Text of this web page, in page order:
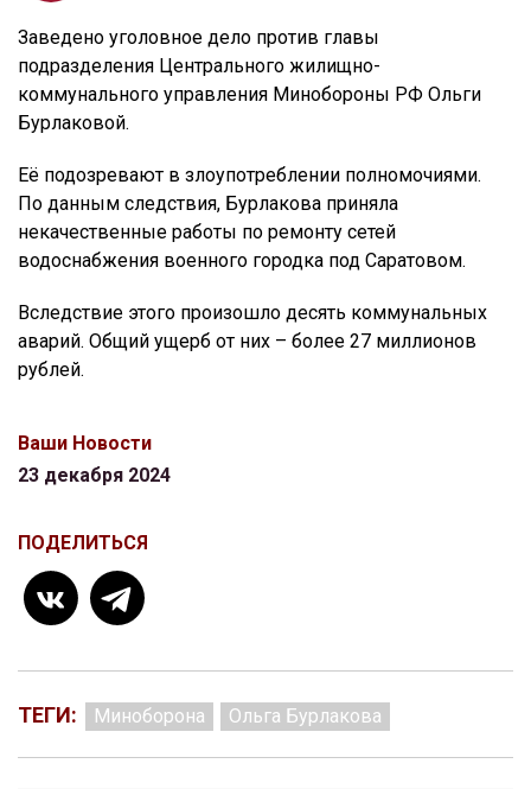
Заведено уголовное дело против главы
подразделения Центрального жилищно-
коммунального управления Минобороны РФ Ольги
Бурлаковой.
Её подозревают в злоупотреблении полномочиями.
По данным следствия, Бурлакова приняла
некачественные работы по ремонту сетей
водоснабжения военного городка под Саратовом.
Вследствие этого произошло десять коммунальных
аварий. Общий ущерб от них – более 27 миллионов
рублей.
Ваши Новости
23 декабря 2024
ПОДЕЛИТЬСЯ
ТЕГИ: Миноборона Ольга Бурлакова